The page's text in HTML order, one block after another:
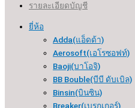
รายละเอียดบัญชี
ยี่ห้อ
Adda(แอ็ดด้า)
Aerosoft(เอโรซอฟท์)
Baoji(บาโอจิ)
BB Bouble(บีบี ดับเบิล)
Binsin(บินซิน)
Breaker(เบรกเกอร์​)